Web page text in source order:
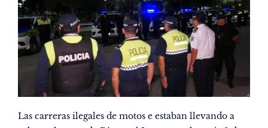
Las carreras ilegales de motos e estaban llevando a